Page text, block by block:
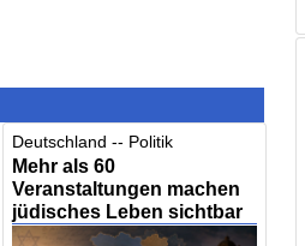
Deutschland -- Politik
Mehr als 60
Veranstaltungen machen
jüdisches Leben sichtbar